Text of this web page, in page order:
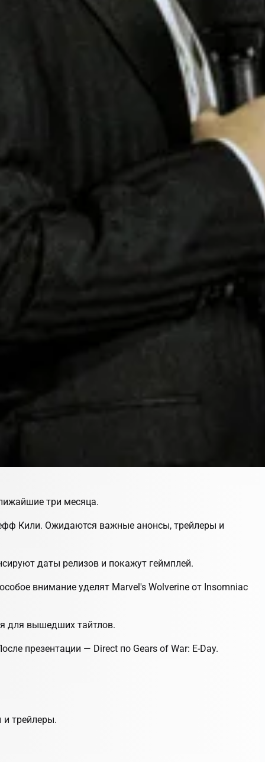
три месяца.
Кили. Ожидаются важные анонсы, трейлеры и
даты релизов и покажут геймплей.
внимание уделят Marvel's Wolverine от Insomniac
для вышедших тайтлов.
презентации — Direct по Gears of War: E-Day.
трейлеры.